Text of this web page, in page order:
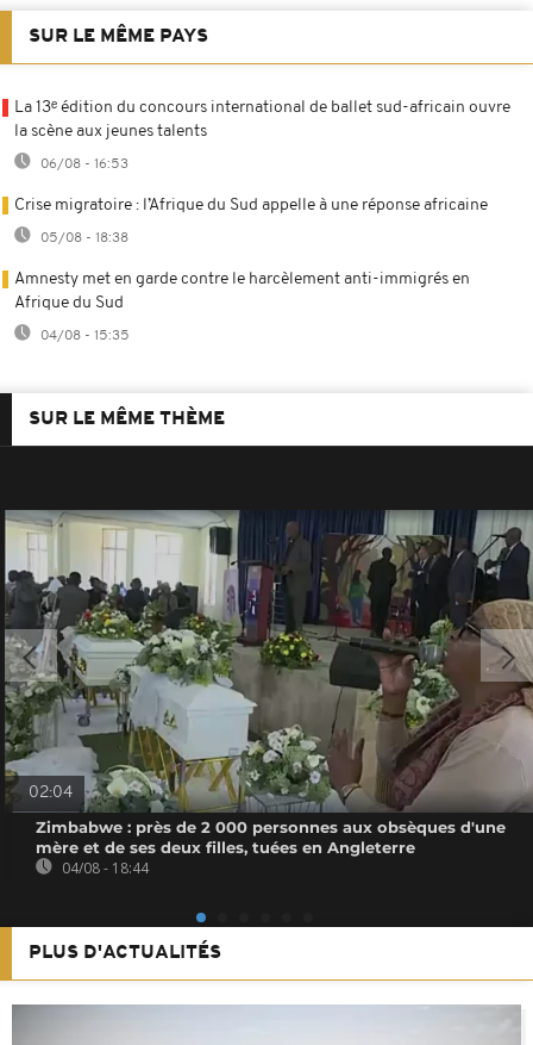
SUR LE MÊME PAYS
La 13ᵉ édition du concours international de ballet sud-africain ouvre
la scène aux jeunes talents
06/08 - 16:53
Crise migratoire : l’Afrique du Sud appelle à une réponse africaine
05/08 - 18:38
Amnesty met en garde contre le harcèlement anti-immigrés en
Afrique du Sud
04/08 - 15:35
SUR LE MÊME THÈME
02:04
Zimbabwe : près de 2 000 personnes aux obsèques d'une
mère et de ses deux filles, tuées en Angleterre
04/08 - 18:44
PLUS D'ACTUALITÉS